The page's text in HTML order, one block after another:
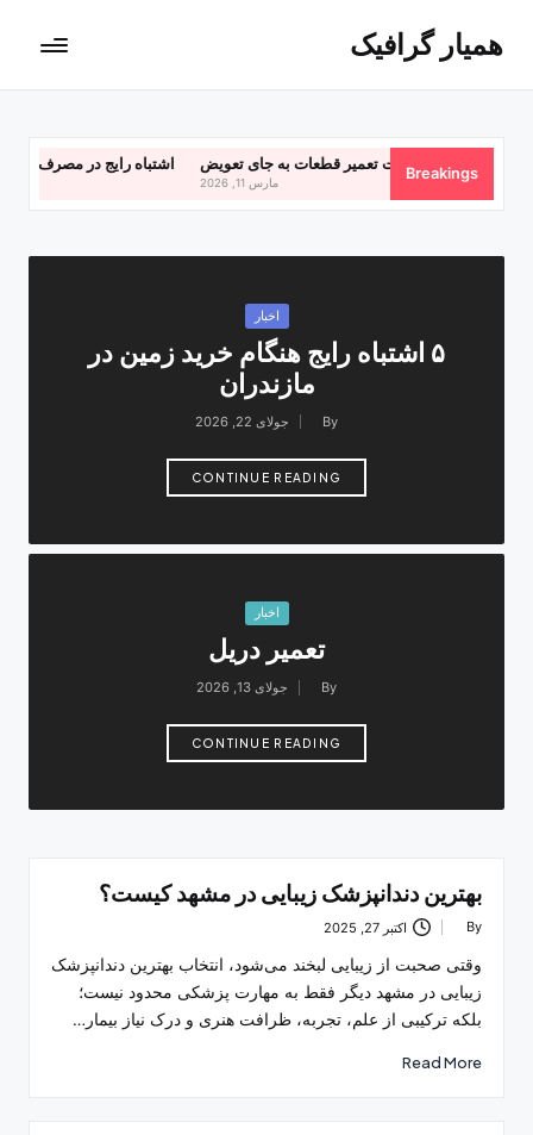
همیار گرافیک
Breakings 5 اشتباه رایج در مصرف مکمل که پرند با اولویت تعمیر قطعات به‌ جای تعویض
Posted
in
اخبار
۵ اشتباه رایج هنگام خرید زمین در
مازندران
Posted
By جولای 22, 2026
CONTINUE READING
Posted
اخبار
تعمیر دریل
Posted
By جولای 13, 2026
CONTINUE READING
بهترین دندانپزشک زیبایی در مشهد کیست؟
Posted
By اکتبر 27, 2025
وقتی صحبت از زیبایی لبخند می‌شود، انتخاب بهترین دندانپزشک
زیبایی در مشهد دیگر فقط به مهارت پزشکی محدود نیست؛
بلکه ترکیبی از علم، تجربه، ظرافت هنری و درک نیاز بیمار…
Read More